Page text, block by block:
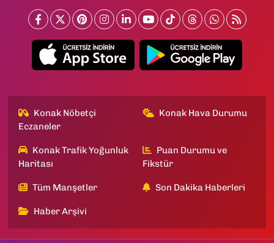
Konak Nöbetçi
Eczaneler
Konak Hava Durumu
Konak Trafik Yoğunluk
Haritası
Puan Durumu ve
Fikstür
Tüm Manşetler Son Dakika Haberleri
Haber Arşivi